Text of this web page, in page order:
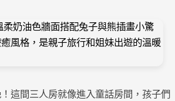
這間三人房就像進入童話房間，孩子們